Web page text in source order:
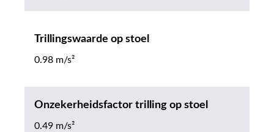
Trillingswaarde op stoel
0.98 m/s²
Onzekerheidsfactor trilling op stoel
0.49 m/s²